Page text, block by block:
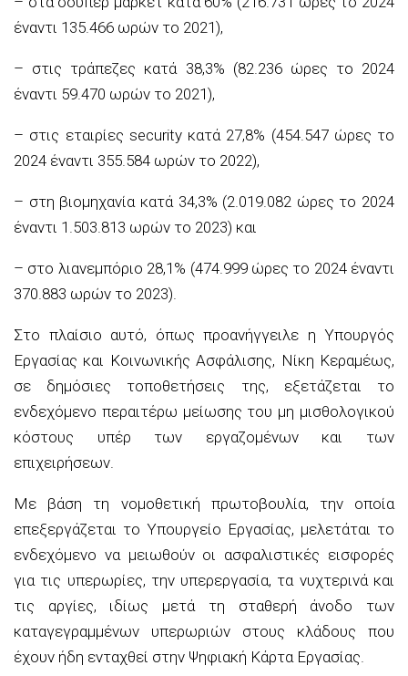
έναντι 135.466 ωρών το 2021),
– στις τράπεζες κατά 38,3% (82.236 ώρες το 2024
έναντι 59.470 ωρών το 2021),
– στις εταιρίες security κατά 27,8% (454.547 ώρες το
2024 έναντι 355.584 ωρών το 2022),
– στη βιομηχανία κατά 34,3% (2.019.082 ώρες το 2024
έναντι 1.503.813 ωρών το 2023) και
– στο λιανεμπόριο 28,1% (474.999 ώρες το 2024 έναντι
370.883 ωρών το 2023).
Στο πλαίσιο αυτό, όπως προανήγγειλε η Υπουργός
Εργασίας και Κοινωνικής Ασφάλισης, Νίκη Κεραμέως,
σε δημόσιες τοποθετήσεις της, εξετάζεται το
ενδεχόμενο περαιτέρω μείωσης του μη μισθολογικού
κόστους υπέρ των εργαζομένων και των
επιχειρήσεων.
Με βάση τη νομοθετική πρωτοβουλία, την οποία
επεξεργάζεται το Υπουργείο Εργασίας, μελετάται το
ενδεχόμενο να μειωθούν οι ασφαλιστικές εισφορές
για τις υπερωρίες, την υπερεργασία, τα νυχτερινά και
τις αργίες, ιδίως μετά τη σταθερή άνοδο των
καταγεγραμμένων υπερωριών στους κλάδους που
έχουν ήδη ενταχθεί στην Ψηφιακή Κάρτα Εργασίας.